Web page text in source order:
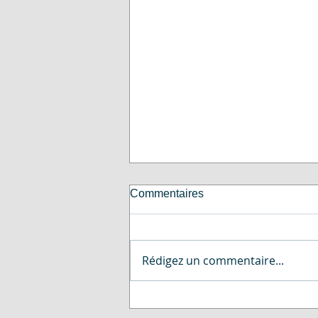
Commentaires
Rédigez un commentaire...